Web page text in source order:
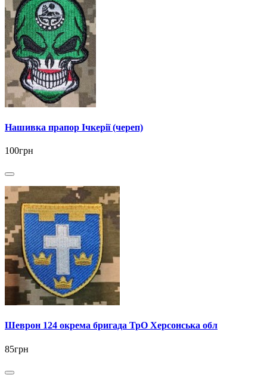
Нашивка прапор Ічкерії (череп)
100грн
Шеврон 124 окрема бригада ТрО Херсонська обл
85грн